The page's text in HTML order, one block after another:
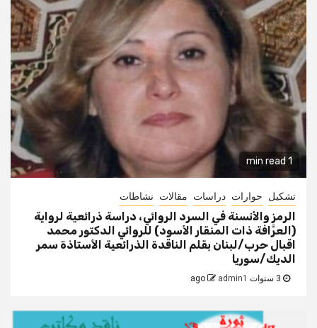
1 min read
تشكيل حوارات دراسات مقالات نشاطات
الرمز والأنسنة في السرد الروائي، دراسة ذرائعية لرواية
(العرَّافة ذات المنقار الأسود) للروائي الدكتور محمد
اقبال حرب/لبنان بقلم الناقدة الذرائعية الأستاذة سمر
الديك/سوريا
admin1